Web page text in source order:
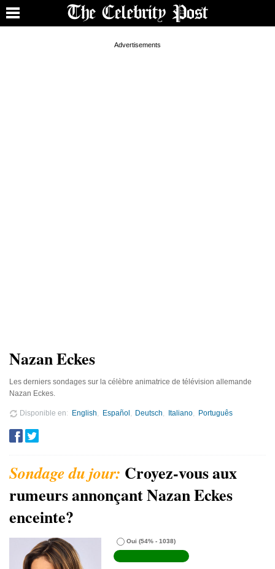
Nazan Eckes
Les derniers sondages sur la célèbre animatrice de télévision allemande
Nazan Eckes.
Disponible en English Español Deutsch Italiano Português
Croyez-vous aux
rumeurs annonçant Nazan Eckes
enceinte?
Oui (54% - 1038)